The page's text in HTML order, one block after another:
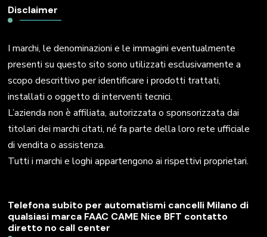
Disclaimer
I marchi, le denominazioni e le immagini eventualmente
presenti su questo sito sono utilizzati esclusivamente a
scopo descrittivo per identificare i prodotti trattati,
installati o oggetto di interventi tecnici.
L’azienda non è affiliata, autorizzata o sponsorizzata dai
titolari dei marchi citati, né fa parte della loro rete ufficiale
di vendita o assistenza.
Tutti i marchi e loghi appartengono ai rispettivi proprietari.
Telefona subito per automatismi cancelli Milano di
qualsiasi marca FAAC CAME Nice BFT contatto
diretto no call center